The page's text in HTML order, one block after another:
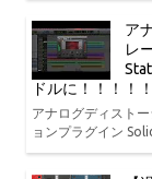
ア
レ
ドルに！！！！！
アナログディスト
ョンプラグイン